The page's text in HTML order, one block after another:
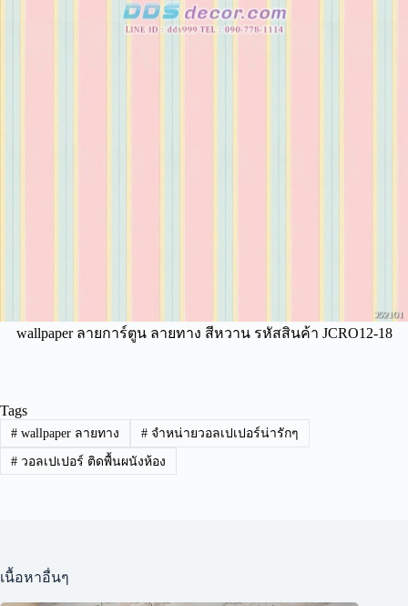
wallpaper ลายการ์ตูน ลายทาง สีหวาน รหัสสินค้า JCRO12-18
Tags
#wallpaper ลายทาง #จำหน่ายวอลเปเปอร์น่ารักๆ
#วอลเปเปอร์ ติดพื้นผนังห้อง
เนื้อหาอื่นๆ